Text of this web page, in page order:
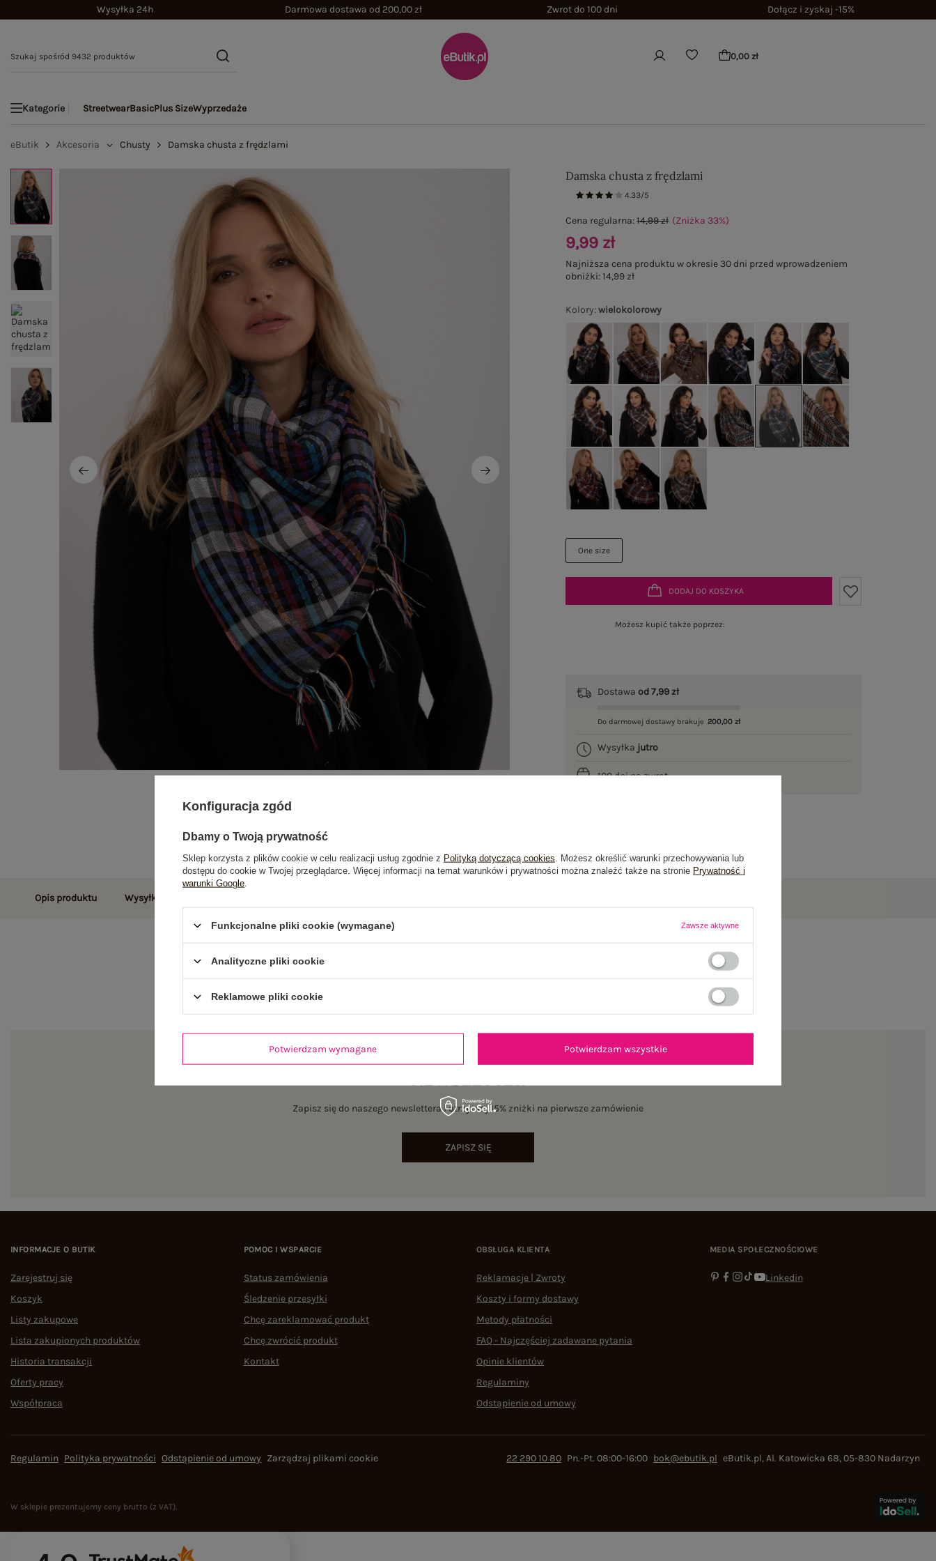
Wysyłka 24h Darmowa dostawa od 200,00 zł Zwrot do 100 dni Dołącz i zyskaj -15%
0,00 zł
Kategorie StreetwearBasicPlus SizeWyprzedaże
eButik Akcesoria Chusty Damska chusta z frędzlami
Damska chusta z frędzlami
4.33/5
Kolory:wielokolorowy
One size
Cena regularna:14,99 zł (Zniżka 33%)
9,99 zł
Najniższa cena produktu w okresie 30 dni przed wprowadzeniem
obniżki:14,99 zł
DODAJ DO KOSZYKA
Możesz kupić także poprzez:
Dostawaod 7,99 zł
Do darmowej dostawy brakuje 200,00 zł
Wysyłka jutro
100 dni na zwrot
Opis produktu Wysyłka i dostawa
NEWSLETTER
Zapisz się do naszego newslettera i otrzymaj 15% zniżki na pierwsze zamówienie
ZAPISZ SIĘ
INFORMACJE O BUTIK
Zarejestruj się
Koszyk
Listy zakupowe
Lista zakupionych produktów
Historia transakcji
Oferty pracy
Współpraca
POMOC I WSPARCIE
Status zamówienia
Śledzenie przesyłki
Chcę zareklamować produkt
Chcę zwrócić produkt
Kontakt
OBSŁUGA KLIENTA
Reklamacje | Zwroty
Koszty i formy dostawy
Metody płatności
FAQ - Najczęściej zadawane pytania
Opinie klientów
Regulaminy
Odstąpienie od umowy
MEDIA SPOŁECZNOŚCIOWE
Linkedin
Regulamin Polityka prywatności Odstąpienie od umowy Zarządzaj plikami cookie 22 290 10 80 Pn.-Pt. 08:00-16:00 bok@ebutik.pl eButik.pl,Al. Katowicka 68,05-830 Nadarzyn
W sklepie prezentujemy ceny brutto (z VAT).
Konfiguracja zgód
Dbamy o Twoją prywatność
Sklep korzysta z plików cookie w celu realizacji usług zgodnie z Polityką dotyczącą cookies . Możesz określić warunki przechowywania lub
dostępu do cookie w Twojej przeglądarce. Więcej informacji na temat warunków i prywatności można znaleźć także na stronie Prywatność i
warunki Google
Funkcjonalne pliki cookie (wymagane) Zawsze aktywne
Analityczne pliki cookie
Reklamowe pliki cookie
Potwierdzam wymagane Potwierdzam wszystkie